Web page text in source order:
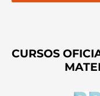
CURSOS